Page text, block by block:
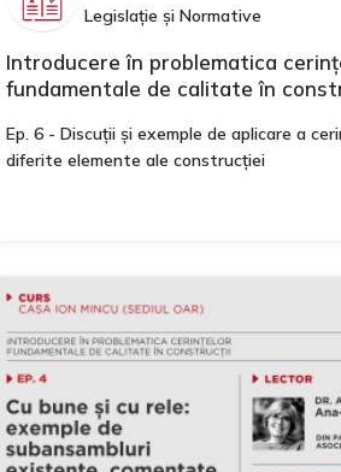
Legislație și Normative
Introducere în problematica
fundamentale de calitate în
Ep. 6 - Discuții și exemple de aplicare a
diferite elemente ale construcției